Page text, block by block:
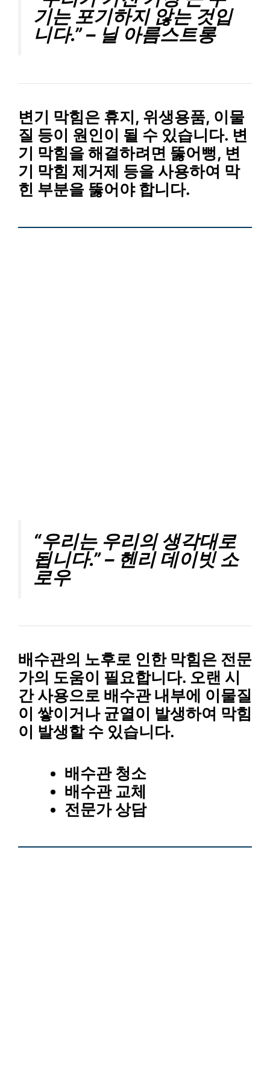
기는 포기하지 않는 것입
니다.” – 닐 아름스트롱
변기 막힘은 휴지, 위생용품, 이물
질 등이 원인이 될 수 있습니다. 변
기 막힘을 해결하려면 뚫어뻥, 변
기 막힘 제거제 등을 사용하여 막
힌 부분을 뚫어야 합니다.
“우리는 우리의 생각대로
됩니다.” – 헨리 데이빗 소
로우
배수관의 노후로 인한 막힘은 전문
가의 도움이 필요합니다. 오랜 시
간 사용으로 배수관 내부에 이물질
이 쌓이거나 균열이 발생하여 막힘
이 발생할 수 있습니다.
배수관 청소
배수관 교체
전문가 상담